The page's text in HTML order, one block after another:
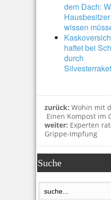
dem Dach:
Hausbesitzer
wissen
haftet bei
durch
zurück: Wohin mit
Einen Kompost im
weiter: Experten
Grippe-Impfung
Suche